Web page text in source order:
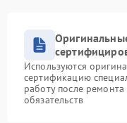
Используются
сертификацию
работу после
обязательств